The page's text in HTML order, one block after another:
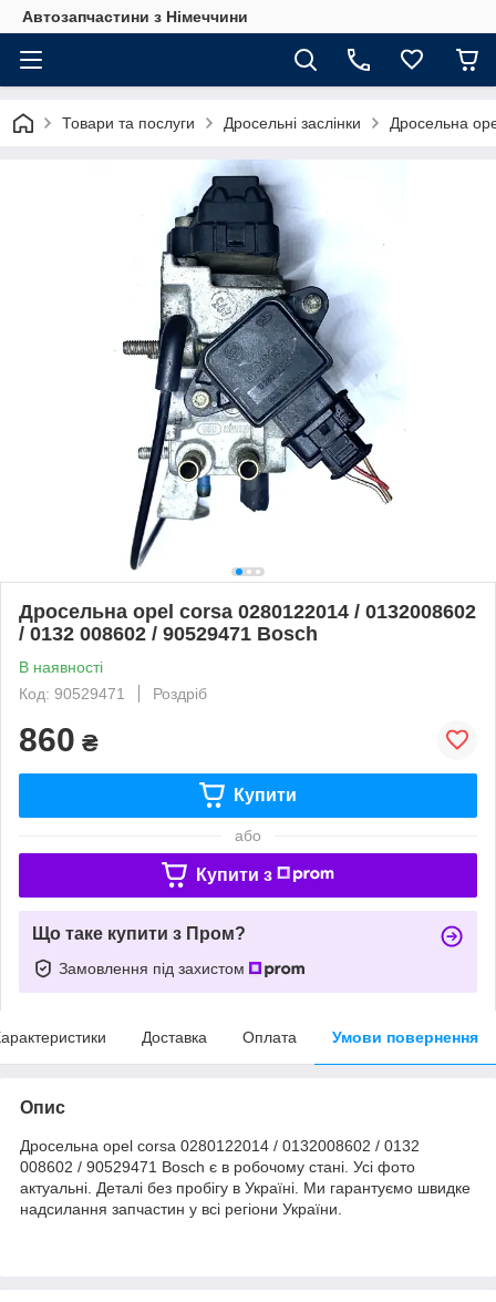
Автозапчастини з Німеччини
Товари та послуги Дросельні заслінки Дросельна
Дросельна opel corsa 0280122014 / 0132008602
/ 0132 008602 / 90529471 Bosch
В наявності
Код: 90529471
Роздріб
860 ₴
Купити
або
Купити з
Що таке купити з Пром?
Замовлення під захистом
Доставка Оплата Умови повернення
Опис
Дросельна opel corsa 0280122014 / 0132008602 / 0132
008602 / 90529471 Bosch є в робочому стані. Усі фото
актуальні. Деталі без пробігу в Україні. Ми гарантуємо швидке
надсилання запчастин у всі регіони України.